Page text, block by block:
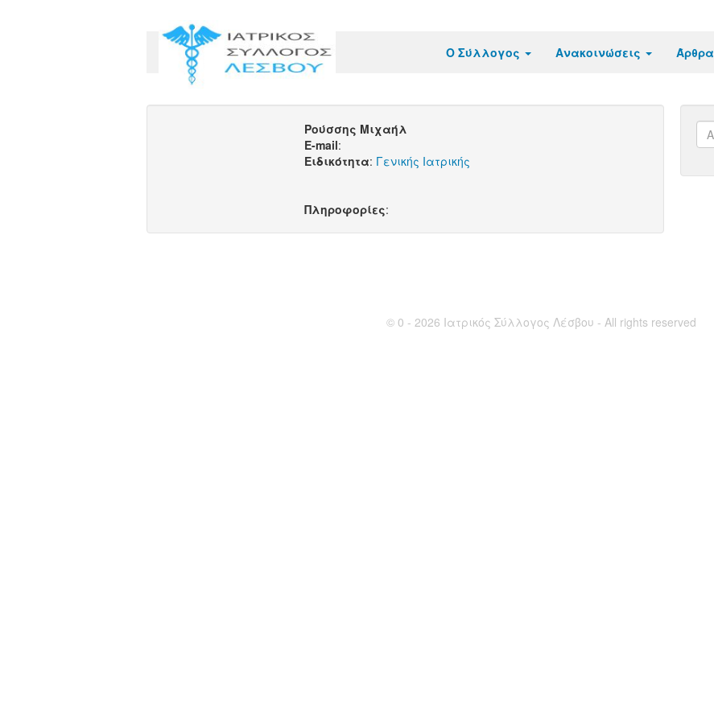
Ο Σύλλογος Ανακοινώσεις Άρθρα
Ρούσσης Μιχαήλ
E-mail:
Ειδικότητα: Γενικής Ιατρικής
Πληροφορίες:
© 0 - 2026 Ιατρικός Σύλλογος Λέσβου - All rights reserved